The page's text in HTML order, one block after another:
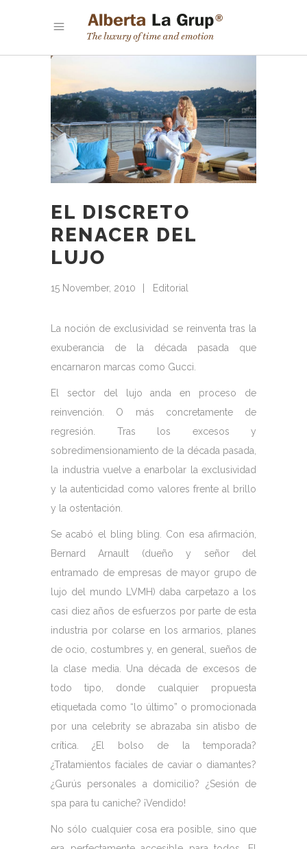
EL DISCRETO
RENACER DEL
LUJO
15 November, 2010 Editorial
La noción de exclusividad se reinventa tras la
exuberancia de la década pasada que
encarnaron marcas como Gucci.
El sector del lujo anda en proceso de
reinvención. O más concretamente de
regresión. Tras los excesos y
sobredimensionamiento de la década pasada,
la industria vuelve a enarbolar la exclusividad
y la autenticidad como valores frente al brillo
y la ostentación.
Se acabó el bling bling. Con esa afirmación,
Bernard Arnault (dueño y señor del
entramado de empresas de mayor grupo de
lujo del mundo LVMH) daba carpetazo a los
casi diez años de esfuerzos por parte de esta
industria por colarse en los armarios, planes
de ocio, costumbres y, en general, sueños de
la clase media. Una década de excesos de
todo tipo, donde cualquier propuesta
etiquetada como “lo último” o promocionada
por una celebrity se abrazaba sin atisbo de
crítica. ¿El bolso de la temporada?
¿Tratamientos faciales de caviar o diamantes?
¿Gurús personales a domicilio? ¿Sesión de
spa para tu caniche? ¡Vendido!
No sólo cualquier cosa era posible, sino que